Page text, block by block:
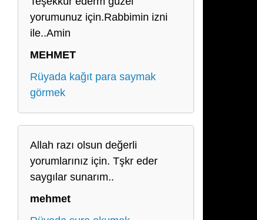
yorumunuz için.Rabbimin izni
ile..Amin
MEHMET
Rüyada kağıt para saymak
görmek
Allah razı olsun değerli
yorumlarınız için. Tşkr eder
saygılar sunarım..
mehmet